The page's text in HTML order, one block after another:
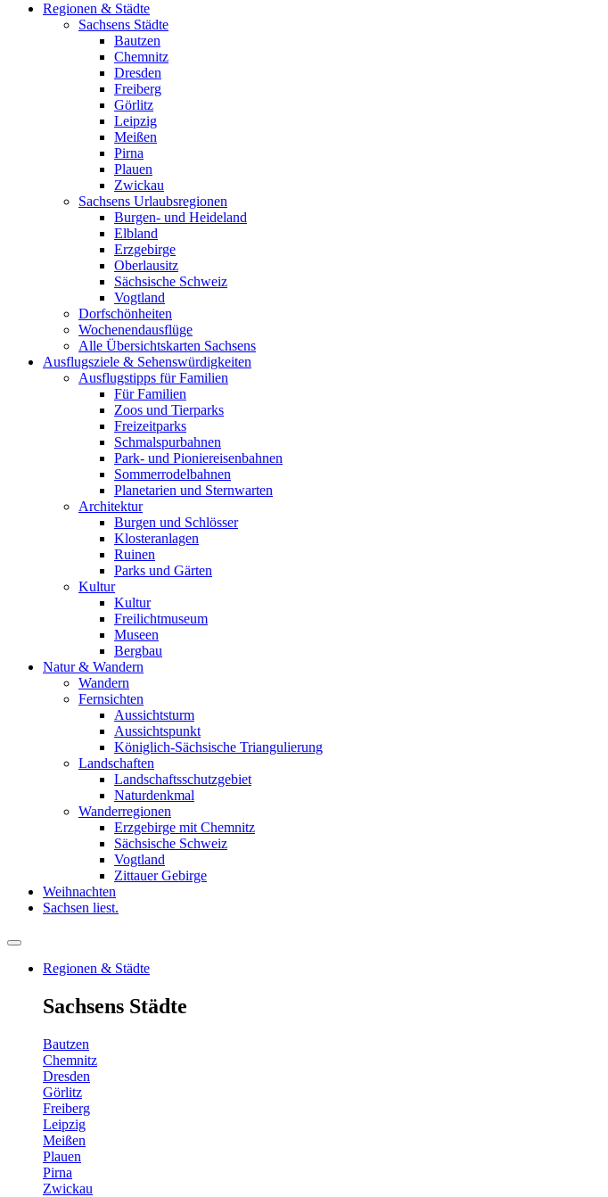
Regionen & Städte
Sachsens Städte
Bautzen
Chemnitz
Dresden
Freiberg
Görlitz
Leipzig
Meißen
Pirna
Plauen
Zwickau
Sachsens Urlaubsregionen
Burgen- und Heideland
Elbland
Erzgebirge
Oberlausitz
Sächsische Schweiz
Vogtland
Dorfschönheiten
Wochenendausflüge
Alle Übersichtskarten Sachsens
Ausflugsziele & Sehenswürdigkeiten
Ausflugstipps für Familien
Für Familien
Zoos und Tierparks
Freizeitparks
Schmalspurbahnen
Park- und Pioniereisenbahnen
Sommerrodelbahnen
Planetarien und Sternwarten
Architektur
Burgen und Schlösser
Klosteranlagen
Ruinen
Parks und Gärten
Kultur
Kultur
Freilichtmuseum
Museen
Bergbau
Natur & Wandern
Wandern
Fernsichten
Aussichtsturm
Aussichtspunkt
Königlich-Sächsische Triangulierung
Landschaften
Landschaftsschutzgebiet
Naturdenkmal
Wanderregionen
Erzgebirge mit Chemnitz
Sächsische Schweiz
Vogtland
Zittauer Gebirge
Weihnachten
Sachsen liest.
Regionen & Städte
Sachsens Städte
Bautzen
Chemnitz
Dresden
Görlitz
Freiberg
Leipzig
Meißen
Plauen
Pirna
Zwickau